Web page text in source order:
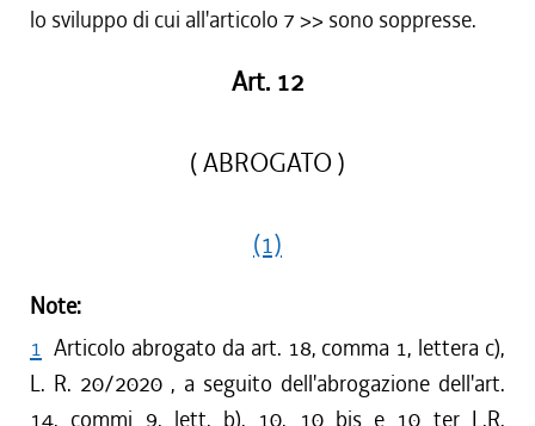
lo sviluppo di cui all'articolo 7 >> sono soppresse.
Art. 12
( ABROGATO )
(1)
Note:
1 Articolo abrogato da art. 18, comma 1, lettera c),
L. R. 20/2020 , a seguito dell'abrogazione dell'art.
14, commi 9, lett. b), 10, 10 bis e 10 ter L.R.